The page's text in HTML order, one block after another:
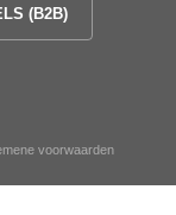
(B2B)
voorwaarden